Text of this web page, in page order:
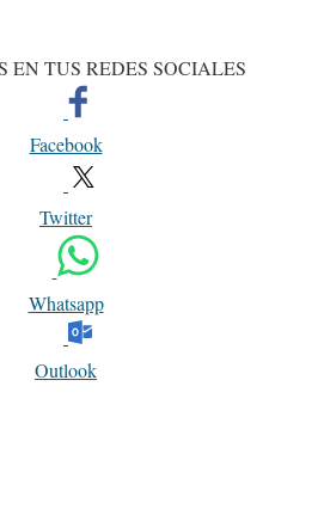
EN TUS REDES SOCIALES
Facebook
Twitter
Whatsapp
Outlook